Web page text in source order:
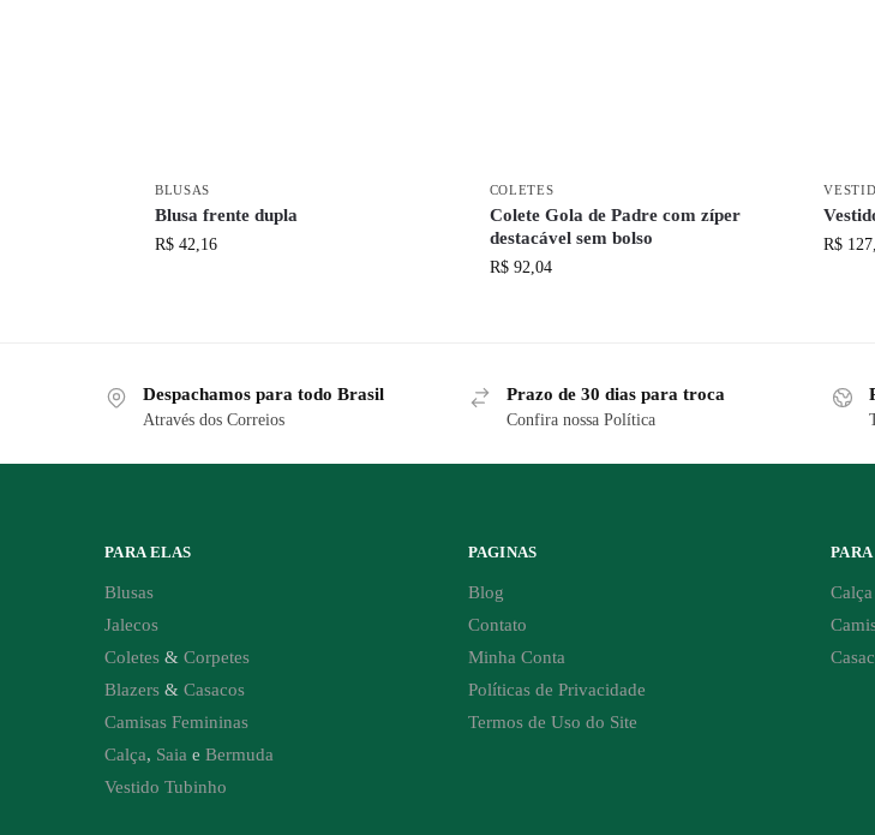
BLUSAS
Blusa frente dupla
R$42,16
COLETES
Colete Gola de Padre com zíper
destacável sem bolso
R$92,04
R$
Despachamos para todo Brasil
Através dos Correios
Prazo de 30 dias para troca
Confira nossa Política
PARA ELAS
Blusas
Jalecos
Coletes & Corpetes
Blazers & Casacos
Camisas Femininas
Calça, Saia e Bermuda
Vestido Tubinho
PAGINAS
Blog
Contato
Minha Conta
Políticas de Privacidade
Termos de Uso do Site